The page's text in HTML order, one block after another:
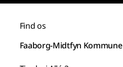
Find os
Faaborg-Midtfyn Kommune